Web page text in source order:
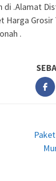
di .Alamat
Harga
.